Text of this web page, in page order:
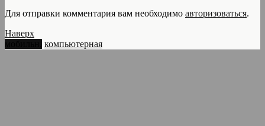
Для отправки комментария вам необходимо авторизоваться.
Наверх
компьютерная